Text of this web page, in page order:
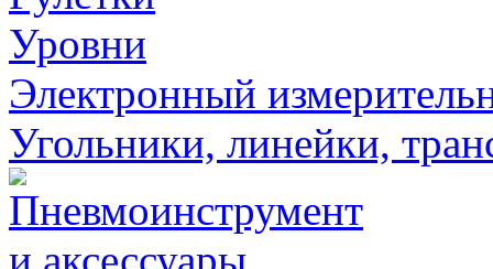
Уровни
Электронный
Угольники, линейки,